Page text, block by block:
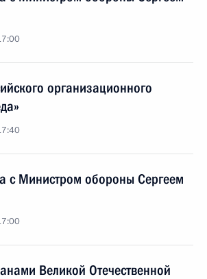
организационного
с Министром обороны Сергеем
Великой Отечественной